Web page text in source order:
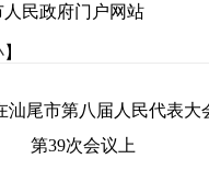
民政府门户网站
】
汕尾市第八届人民代表大
第39次会议上